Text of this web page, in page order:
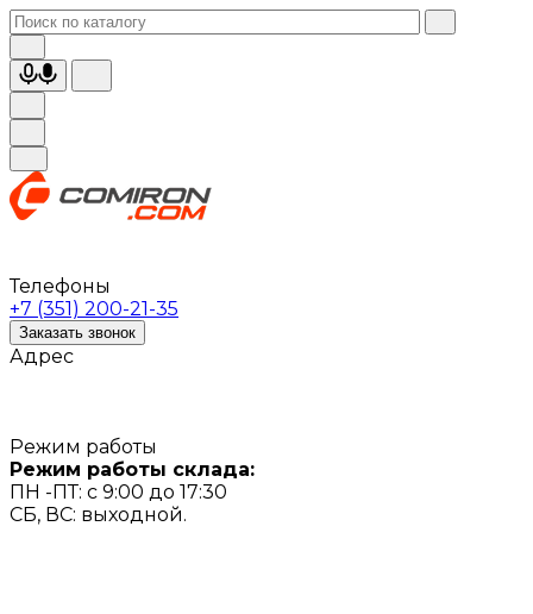
Телефоны
+7 (351) 200-21-35
Заказать звонок
Адрес
Режим работы
Режим работы склада:
ПН -ПТ: с 9:00 до 17:30
СБ, ВС: выходной.